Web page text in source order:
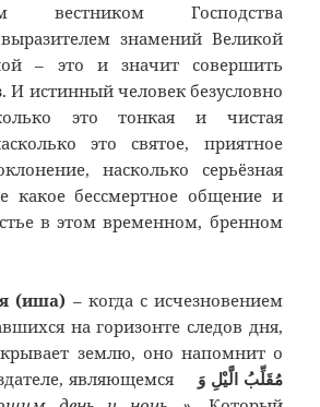
вестником Господства
знамений Великой
– это и значит совершить
И истинный человек безусловно
это тонкая и чистая
это святое, приятное
насколько серьёзная
какое бессмертное общение и
в этом временном, бренном
(иша) – когда с исчезновением
на горизонте следов дня,
землю, оно напомнит о
являющемся مُقَلِّبُ الَّيْلِ وَ